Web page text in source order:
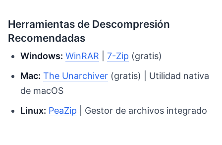
Herramientas de Descompresión
Recomendadas
Windows: WinRAR |7-Zip (gratis)
Mac: The Unarchiver (gratis) | Utilidad nativa
de macOS
Linux: PeaZip | Gestor de archivos integrado